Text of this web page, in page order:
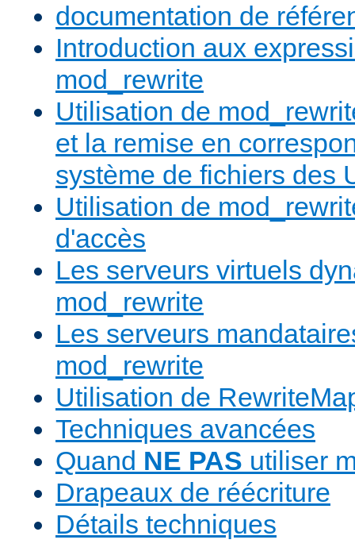
documentation de
Introduction aux
mod_rewrite
Utilisation de
et la remise en
système de fichiers des
Utilisation de
d'accès
Les serveurs virtuels
mod_rewrite
Les serveurs
mod_rewrite
Utilisation de
Techniques avancées
Quand NE PAS utiliser
Drapeaux de réécriture
Détails techniques